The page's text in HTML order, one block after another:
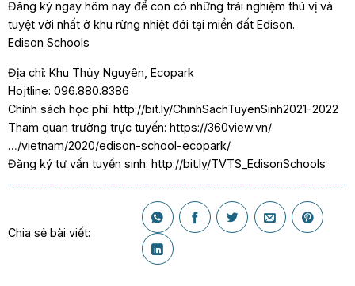
Đăng ký ngay hôm nay để con có những trải nghiệm thú vị và
tuyệt vời nhất ở khu rừng nhiệt đới tại miền đất Edison.
Edison Schools
Địa chỉ: Khu Thủy Nguyên, Ecopark
Hojtline: 096.880.8386
Chính sách học phí: http://bit.ly/ChinhSachTuyenSinh2021-2022
Tham quan trường trực tuyến: https://360view.vn/
…/vietnam/2020/edison-school-ecopark/
Đăng ký tư vấn tuyển sinh: http://bit.ly/TVTS_EdisonSchools
Chia sẻ bài viết: